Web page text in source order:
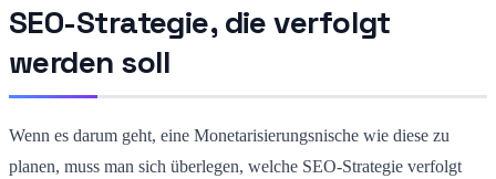
SEO-Strategie, die verfolgt
werden soll
Wenn es darum geht, eine Monetarisierungsnische wie diese zu
planen, muss man sich überlegen, welche SEO-Strategie verfolgt